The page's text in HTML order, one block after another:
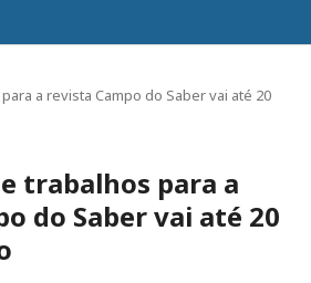
a revista Campo do Saber vai até 20
trabalhos para a
do Saber vai até 20